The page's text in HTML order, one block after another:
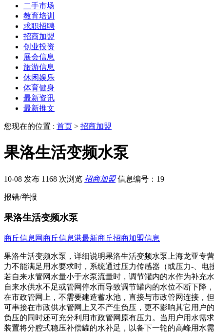
二手市场
教育培训
求职招聘
招商加盟
创业投资
展会信息
旅游信息
休闲娱乐
体育健身
最新资讯
最新推文
您现在的位置 : 首页 > 招商加盟
果洛生活变频水泵
10-08 发布 1168 次浏览 招商加盟 信息编号：19
报错/举报
果洛生活变频水泵
商丘信息网商丘信息港最新商丘招商加盟信息
果洛生活变频水泵，详细说明果洛生活变频水泵上海龙亚专
力不能满足用水要求时，系统通过压力传感器（或压力-、
若自来水管网水量小于水泵流量时，调节罐内的水作为补充
自来水供水不足或管网停水而导致调节罐内的水位不断下降
在市政管网上，不需要建造蓄水池，直接与市政管网连接，
可串接在市政供水管网上又不产生负压，更不影响其它用户
负压的同时还可充分利用市政管网原有压力。当用户用水需
装置将分腔式稳压补偿罐的水补足，以备下一轮的高峰用水